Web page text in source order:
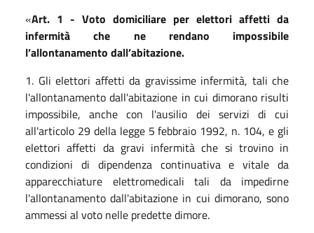
«Art. 1 - Voto domiciliare per elettori affetti da
infermità che ne rendano impossibile
l’allontanamento dall’abitazione.
1. Gli elettori affetti da gravissime infermità, tali che
l'allontanamento dall'abitazione in cui dimorano risulti
impossibile, anche con l'ausilio dei servizi di cui
all'articolo 29 della legge 5 febbraio 1992, n. 104, e gli
elettori affetti da gravi infermità che si trovino in
condizioni di dipendenza continuativa e vitale da
apparecchiature elettromedicali tali da impedirne
l'allontanamento dall'abitazione in cui dimorano, sono
ammessi al voto nelle predette dimore.